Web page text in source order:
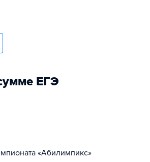
ЕГЭ
«Абилимпикс»